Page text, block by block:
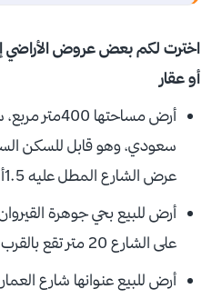
اخترت لكم بعض عروض الأراضي
أو عقار
عرض الشارع المطل عليه 1.5ألف ريال سعودي.
على الشارع 20 متر تقع بالقرب من طريق تركي الأول.
أرض للبيع عنوانها شارع